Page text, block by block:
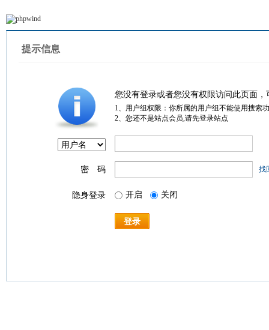
提示信息
您没有登录或者您没有权限访问此页面
1、用户组权限：你所属的用户组不能使用搜索
2、您还不是站点会员,请先登录站点
密 码 找
隐身登录 开启 关闭
登录